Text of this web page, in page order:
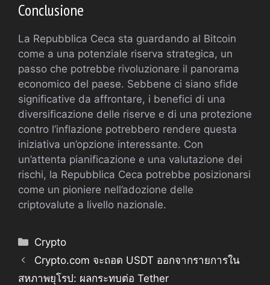
Conclusione
La Repubblica Ceca sta guardando al Bitcoin
come a una potenziale riserva strategica, un
passo che potrebbe rivoluzionare il panorama
economico del paese. Sebbene ci siano sfide
significative da affrontare, i benefici di una
diversificazione delle riserve e di una protezione
contro l’inflazione potrebbero rendere questa
iniziativa un’opzione interessante. Con
un’attenta pianificazione e una valutazione dei
rischi, la Repubblica Ceca potrebbe posizionarsi
come un pioniere nell’adozione delle
criptovalute a livello nazionale.
Categorie
Crypto
Crypto.com จะถอด USDT ออกจากรายการใน
สหภาพยุโรป: ผลกระทบต่อ Tether